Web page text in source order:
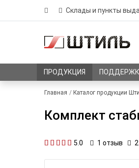
Склады и пункты
ПРОДУКЦИЯ
Главная Каталог продукции
Комплект
5.0 1 отзыв